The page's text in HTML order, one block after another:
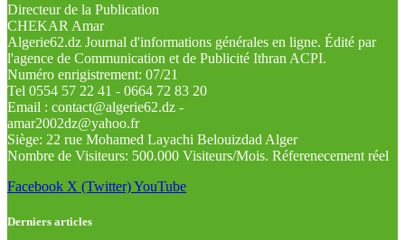
Directeur de la Publication
CHEKAR Amar
Algerie62.dz Journal d'informations générales en ligne. Édité par
l'agence de Communication et de Publicité Ithran ACPI.
Numéro enrigistrement: 07/21
Tel 0554 57 22 41 - 0664 72 83 20
Email : contact@algerie62.dz -
amar2002dz@yahoo.fr
Siège: 22 rue Mohamed Layachi Belouizdad Alger
Nombre de Visiteurs: 500.000 Visiteurs/Mois. Réferenecement réel
Facebook X (Twitter)YouTube
Derniers articles